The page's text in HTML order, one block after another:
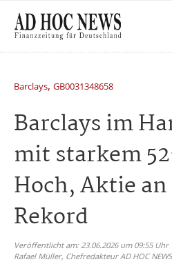
Barclays, GB0031348658
Barclays im
mit starkem
Hoch, Aktie an
Rekord
Veröffentlicht am: 23.06.2026 um 09:55
Rafael Müller, Chefredakteur AD HOC NEWS